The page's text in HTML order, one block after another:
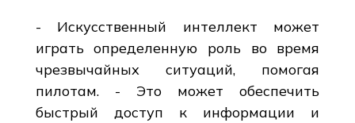
- Искусственный интеллект может
играть определенную роль во время
чрезвычайных ситуаций, помогая
пилотам. - Это может обеспечить
быстрый доступ к информации и